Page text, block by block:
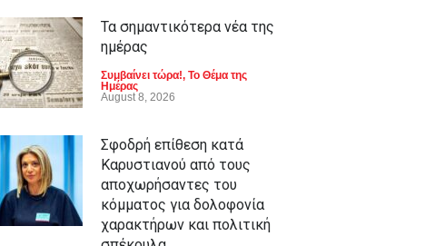
Τα σημαντικότερα νέα της
ημέρας
Συμβαίνει τώρα!, Το Θέμα της
Ημέρας
August 8, 2026
Σφοδρή επίθεση κατά
Καρυστιανού από τους
αποχωρήσαντες του
κόμματος για δολοφονία
χαρακτήρων και πολιτική